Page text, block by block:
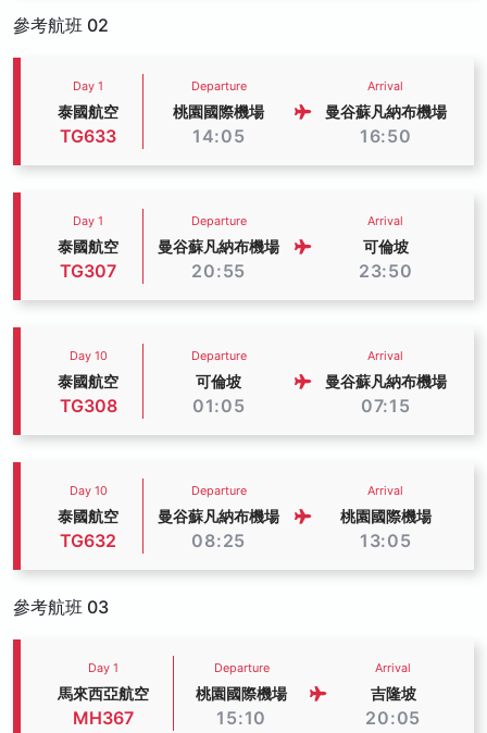
參考航班 02
Day 1
泰國航空
TG633
Departure
桃園國際機場
14:05
Arrival
曼谷蘇凡納布機場
16:50
Day 1
泰國航空
TG307
Departure
曼谷蘇凡納布機場
20:55
Arrival
可倫坡
23:50
Day 10
泰國航空
TG308
Departure
可倫坡
01:05
Arrival
曼谷蘇凡納布機場
07:15
Day 10
泰國航空
TG632
Departure
曼谷蘇凡納布機場
08:25
Arrival
桃園國際機場
13:05
參考航班 03
Day 1
馬來西亞航空
MH367
Departure
桃園國際機場
15:10
Arrival
吉隆坡
20:05